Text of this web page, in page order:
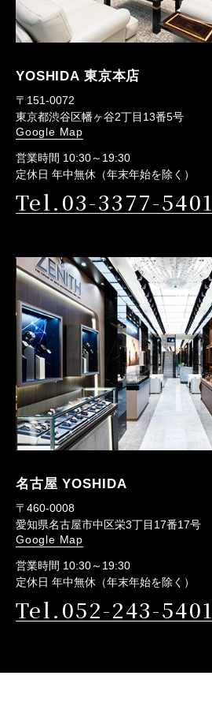
YOSHIDA 東京本店
〒151-0072
東京都渋谷区幡ヶ谷2丁目13番5号
Google Map
営業時間 10:30～19:30
定休日 年中無休（年末年始を除く）
Tel.03-3377-5401
名古屋 YOSHIDA
〒460-0008
愛知県名古屋市中区栄3丁目17番17号
Google Map
営業時間 10:30～19:30
定休日 年中無休（年末年始を除く）
Tel.052-243-5401